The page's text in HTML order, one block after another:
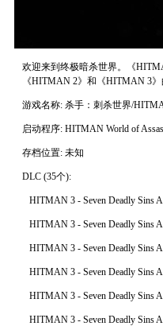
欢迎来到终极暗杀世界。《
《HITMAN 2》和《HITMAN 3
游戏名称: 杀手：刺杀世界/
启动程序: HITMAN World of
存档位置: 未知
DLC (35个):
HITMAN 3 - Seven Deadly Sins
HITMAN 3 - Seven Deadly Sins
HITMAN 3 - Seven Deadly Sins
HITMAN 3 - Seven Deadly Sins
HITMAN 3 - Seven Deadly Sins
HITMAN 3 - Seven Deadly Sins